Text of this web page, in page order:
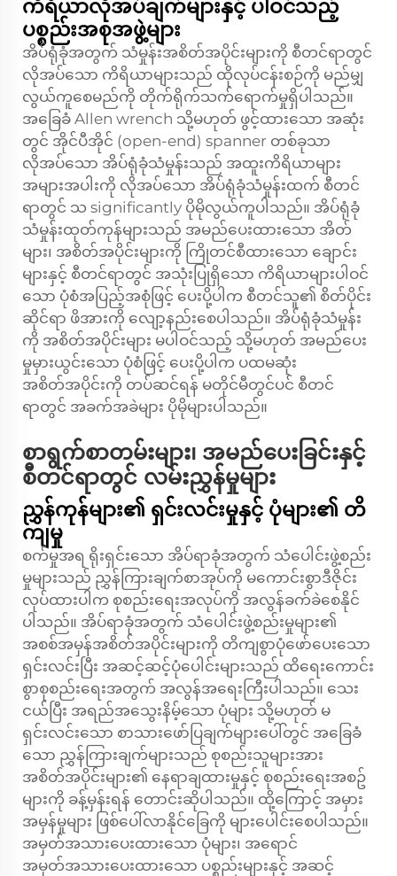
ကိရိယာလိုအပ်ချက်များနှင့် ပါဝင်သည့်
ပစ္စည်းအစုအဖွဲ့များ
အိပ်ရုံခုံအတွက် သံမှုန်းအစိတ်အပိုင်းများကို စီတင်ရာတွင်
လိုအပ်သော ကိရိယာများသည် ထိုလုပ်ငန်းစဉ်ကို မည်မျှ
လွယ်ကူစေမည်ကို တိုက်ရိုက်သက်ရောက်မှုရှိပါသည်။
အခြေခံ Allen wrench သို့မဟုတ် ဖွင့်ထားသော အဆုံး
တွင် အိုင်ပီအိုင် (open-end) spanner တစ်ခုသာ
လိုအပ်သော အိပ်ရုံခုံသံမှုန်းသည် အထူးကိရိယာများ
အများအပါးကို လိုအပ်သော အိပ်ရုံခုံသံမှုန်းထက် စီတင်
ရာတွင် သ significantly ပိုမိုလွယ်ကူပါသည်။ အိပ်ရုံခုံ
သံမှုန်းထုတ်ကုန်များသည် အမည်ပေးထားသော အိတ်
များ၊ အစိတ်အပိုင်းများကို ကြိုတင်စီထားသော ချောင်း
များနှင့် စီတင်ရာတွင် အသုံးပြုရှိသော ကိရိယာများပါဝင်
သော ပုံစံအပြည့်အစုံဖြင့် ပေးပို့ပါက စီတင်သူ၏ စိတ်ပိုင်း
ဆိုင်ရာ ဖိအားကို လျော့နည်းစေပါသည်။ အိပ်ရုံခုံသံမှုန်း
ကို အစိတ်အပိုင်းများ မပါဝင်သည့် သို့မဟုတ် အမည်ပေး
မှုမှားယွင်းသော ပုံစံဖြင့် ပေးပို့ပါက ပထမဆုံး
အစိတ်အပိုင်းကို တပ်ဆင်ရန် မတိုင်မီတွင်ပင် စီတင်
ရာတွင် အခက်အခဲများ ပိုမိုများပါသည်။
စာရွက်စာတမ်းများ၊ အမည်ပေးခြင်းနှင့်
စီတင်ရာတွင် လမ်းညွှန်မှုများ
ညွှန်ကုန်များ၏ ရှင်းလင်းမှုနှင့် ပုံများ၏ တိ
ကျမှု
စက်မှုအရ ရိုးရှင်းသော အိပ်ရာခုံအတွက် သံပေါင်းဖွဲ့စည်း
မှုများသည် ညွှန်ကြားချက်စာအုပ်ကို မကောင်းစွာဒီဇိုင်း
လုပ်ထားပါက စုစည်းရေးအလုပ်ကို အလွန်ခက်ခဲစေနိုင်
ပါသည်။ အိပ်ရာခုံအတွက် သံပေါင်းဖွဲ့စည်းမှုများ၏
အစစ်အမှန်အစိတ်အပိုင်းများကို တိကျစွာပုံဖော်ပေးသော
ရှင်းလင်းပြီး အဆင့်ဆင့်ပုံပေါင်းများသည် ထိရေးကောင်း
စွာစုစည်းရေးအတွက် အလွန်အရေးကြီးပါသည်။ သေး
ငယ်ပြီး အရည်အသွေးနိမ့်သော ပုံများ သို့မဟုတ် မ
ရှင်းလင်းသော စာသားဖော်ပြချက်များပေါ်တွင် အခြေခံ
သော ညွှန်ကြားချက်များသည် စုစည်းသူများအား
အစိတ်အပိုင်းများ၏ နေရာချထားမှုနှင့် စုစည်းရေးအစဥ်
များကို ခန့်မှန်းရန် တောင်းဆိုပါသည်။ ထို့ကြောင့် အမှား
အမှန်မှုများ ဖြစ်ပေါ်လာနိုင်ခြေကို များပေါင်းစေပါသည်။
အမှတ်အသားပေးထားသော ပုံများ၊ အရောင်
အမှတ်အသားပေးထားသော ပစ္စည်းများနှင့် အဆင့်